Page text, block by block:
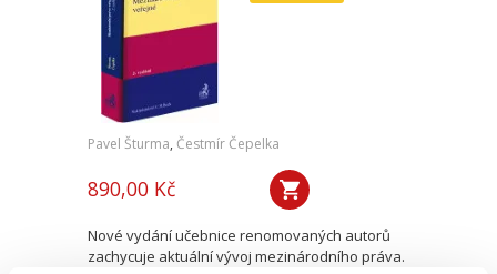
Pavel Šturma, Čestmír Čepelka
890,00 Kč
Nové vydání učebnice renomovaných autorů
zachycuje aktuální vývoj mezinárodního práva.